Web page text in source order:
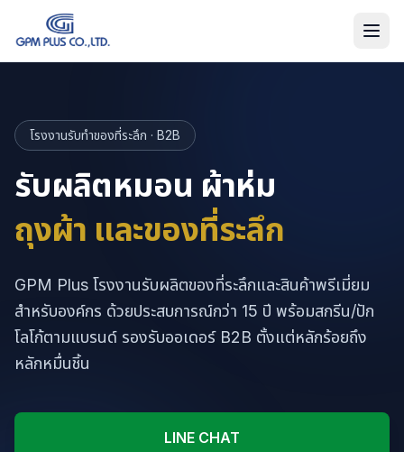
โรงงานรับทำของที่ระลึก · B2B
รับผลิตหมอน ผ้าห่ม
ถุงผ้า และของที่ระลึก
GPM Plus โรงงานรับผลิตของที่ระลึกและสินค้าพรีเมี่ยม
สำหรับองค์กร ด้วยประสบการณ์กว่า 15 ปี พร้อมสกรีน/ปัก
โลโก้ตามแบรนด์ รองรับออเดอร์ B2B ตั้งแต่หลักร้อยถึง
หลักหมื่นชิ้น
LINE CHAT